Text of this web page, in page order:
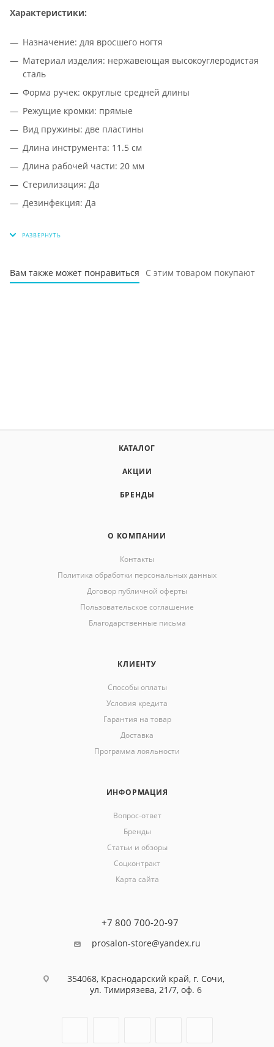
Характеристики:
Назначение: для вросшего ногтя
Материал изделия: нержавеющая высокоуглеродистая
сталь
Форма ручек: округлые средней длины
Режущие кромки: прямые
Вид пружины: две пластины
Длина инструмента: 11.5 см
Длина рабочей части: 20 мм
Стерилизация: Да
Дезинфекция: Да
Вам также может понравиться С этим товаром покупают
КАТАЛОГ
АКЦИИ
БРЕНДЫ
О КОМПАНИИ
Контакты
Политика обработки персональных данных
Договор публичной оферты
Пользовательское соглашение
Благодарственные письма
КЛИЕНТУ
Способы оплаты
Условия кредита
Гарантия на товар
Доставка
Программа лояльности
ИНФОРМАЦИЯ
Вопрос-ответ
Бренды
Статьи и обзоры
Соцконтракт
Карта сайта
+7 800 700-20-97
prosalon-store@yandex.ru
354068, Краснодарский край, г. Сочи,
ул. Тимирязева, 21/7, оф. 6